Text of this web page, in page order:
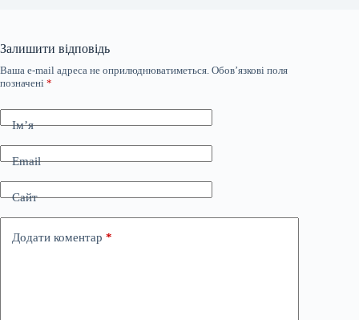
Залишити відповідь
Ваша e-mail адреса не оприлюднюватиметься. Обов’язкові поля
позначені *
Ім’я
Email
Сайт
Додати коментар *